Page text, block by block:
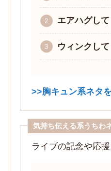
エアハグして
ウィンクして
>>胸キュン系ネタ
気持ち伝える系うちわ
ライブの記念や応